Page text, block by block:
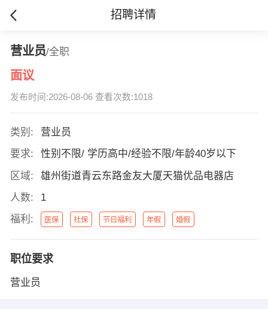
招聘详情
营业员/全职
面议
发布时间:2026-08-06 查看次数:1018
类别:
营业员
要求:
性别不限/ 学历高中/经验不限/年龄40岁以下
区域:
雄州街道青云东路金友大厦天猫优品电器店
人数:
1
福利:
医保 社保 节日福利 年假 婚假
职位要求
营业员